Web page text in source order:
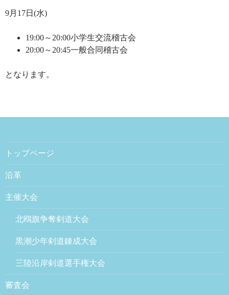
9月17日(水)
19:00～20:00小学生交流稽古会
20:00～20:45一般合同稽古会
となります。
トップページ
沿革
主催大会
北鴎旗争奪剣道大会
黒潮少年剣道錬成大会
三陸沿岸剣道選手権大会
審査会